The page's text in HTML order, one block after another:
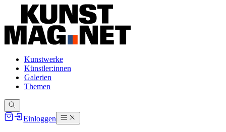
Kunstwerke
Künstler:innen
Galerien
Themen
Einloggen